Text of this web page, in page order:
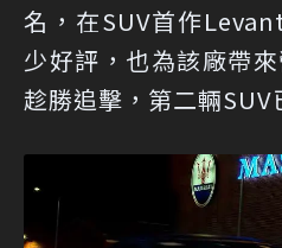
名，在SUV首作
少好評，也為該廠帶
趁勝追擊，第二輛SUV